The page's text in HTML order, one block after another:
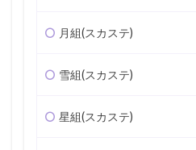
月組(スカステ)
雪組(スカステ)
星組(スカステ)